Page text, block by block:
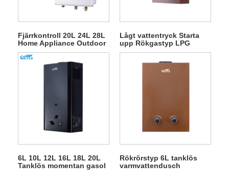
Fjärrkontroll 20L 24L 28L
Home Appliance Outdoor
Gas Water Heater
Lågt vattentryck Starta
upp Rökgastyp LPG
Gasvattenberedare
6L 10L 12L 16L 18L 20L
Tanklös momentan gasol
Rökrörstyp 6L tanklös
varmvattendusch